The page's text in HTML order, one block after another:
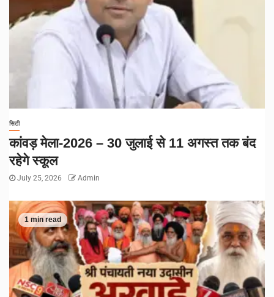
सिटी
कांवड़ मेला-2026 – 30 जुलाई से 11 अगस्त तक बंद
रहेगे स्कूल
July 25, 2026 Admin
1 min read